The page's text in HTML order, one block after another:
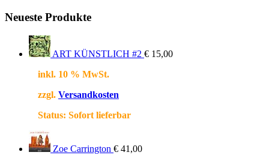
Neueste Produkte
ART KÜNSTLICH #2 € 15,00
inkl. 10 % MwSt.
zzgl. Versandkosten
Status: Sofort lieferbar
Zoe Carrington € 41,00